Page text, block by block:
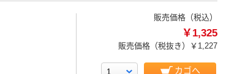
販売価格（税込）
￥1,325
販売価格（税抜き） ￥1,227
カゴへ